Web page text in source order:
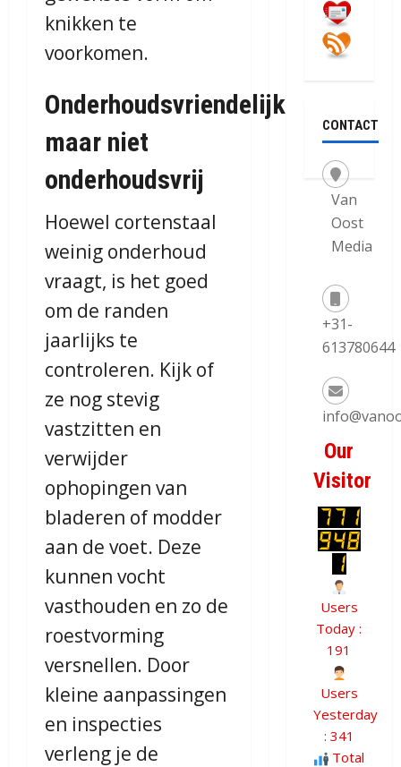
knikken te
voorkomen.
Onderhoudsvriendelijk
maar niet
onderhoudsvrij
Hoewel cortenstaal
weinig onderhoud
vraagt, is het goed
om de randen
jaarlijks te
controleren. Kijk of
ze nog stevig
vastzitten en
verwijder
ophopingen van
bladeren of modder
aan de voet. Deze
kunnen vocht
vasthouden en zo de
roestvorming
versnellen. Door
kleine aanpassingen
en inspecties
verleng je de
CONTACT
Van
Oost
Media
+31-
613780644
Our
Visitor
Users
Today :
191
Users
Yesterday
: 341
Total